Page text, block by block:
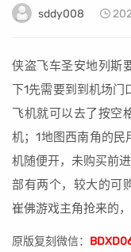
sddy008
侠盗飞车圣安地列斯
下1先需要到到机场
飞机就可以去了按空
机；1地图西南角的
机随便开，未购买前
部有两个，较大的可
崔佛游戏主角抢来的，
原版复刻微信：